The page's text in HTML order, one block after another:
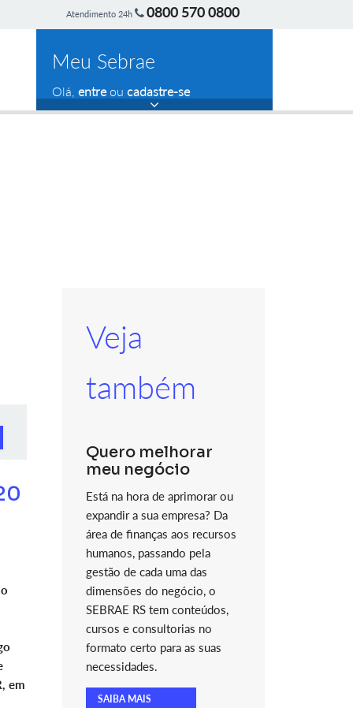
Atendimento 24h 0800 570 0800
Meu Sebrae
Olá, entreou cadastre-se
em
Veja
também
Quero melhorar
meu negócio
Está na hora de aprimorar ou
expandir a sua empresa? Da
área de finanças aos recursos
humanos, passando pela
gestão de cada uma das
dimensões do negócio, o
SEBRAE RS tem conteúdos,
cursos e consultorias no
formato certo para as suas
necessidades.
SAIBA MAIS